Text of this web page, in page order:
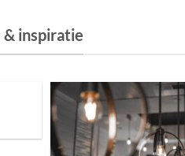
inspiratie